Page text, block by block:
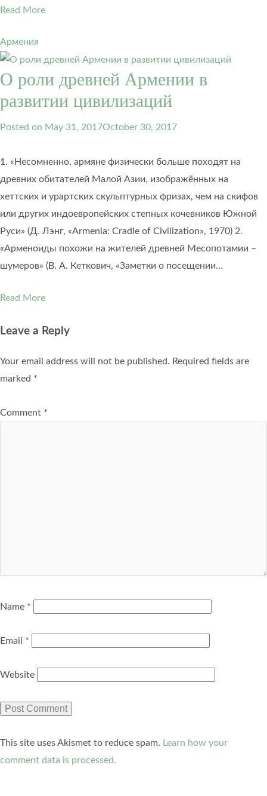
Read More
Армения
О роли древней Армении в
развитии цивилизаций
Posted on May 31, 2017October 30, 2017
1. «Несомненно, армяне физически больше походят на
древних обитателей Малой Азии, изображённых на
хеттских и урартских скульптурных фризах, чем на скифов
или других индоевропейских степных кочевников Южной
Руси» (Д. Лэнг, «Armenia: Cradle of Civilization», 1970) 2.
«Арменоиды похожи на жителей древней Месопотамии –
шумеров» (В. А. Кеткович, «Заметки о посещении…
Read More
Leave a Reply
Your email address will not be published. Required fields are
marked *
Comment *
Name *
Email *
Website
This site uses Akismet to reduce spam. Learn how your
comment data is processed.